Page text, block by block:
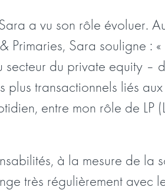
a vu son rôle évoluer.
Primaries, Sara souligne :
du private equity –
plus transactionnels liés
entre mon rôle de LP
à la mesure de la
très régulièrement avec